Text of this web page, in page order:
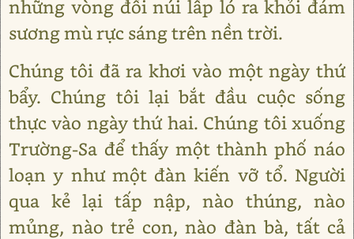
những vòng đồi núi lấp ló ra khỏi đám
sương mù rực sáng trên nền trời.
Chúng tôi đã ra khơi vào một ngày thứ
bẩy. Chúng tôi lại bắt đầu cuộc sống
thực vào ngày thứ hai. Chúng tôi xuống
Trường-Sa để thấy một thành phố náo
loạn y như một đàn kiến vỡ tổ. Người
qua kẻ lại tấp nập, nào thúng, nào
mủng, nào trẻ con, nào đàn bà, tất cả